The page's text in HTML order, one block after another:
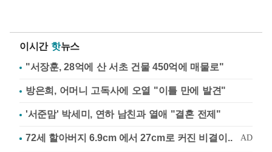
이시간 핫뉴스
"서장훈, 28억에 산 서초 건물 450억에 매물로"
방은희, 어머니 고독사에 오열 "이틀 만에 발견"
'서준맘' 박세미, 연하 남친과 열애 "결혼 전제"